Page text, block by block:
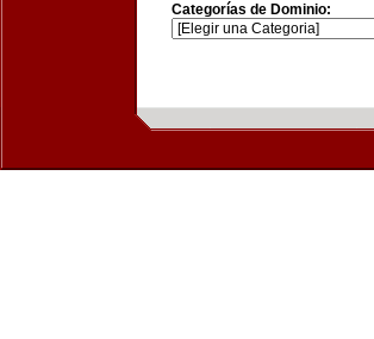
Categorías de Dominio: